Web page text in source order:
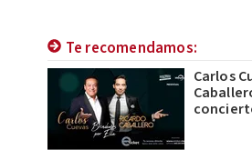
Te recomendamos:
Carlos